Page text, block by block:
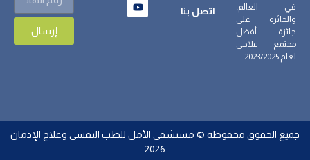
في العالم،
والحائزة على
جائزة أفضل
مجتمع علاجي
لعام 2023/2025.
اتصل بنا
إرسال
جميع الحقوق محفوظة © مستشفى الأمل للطب النفسي وعلاج الإدمان
2026